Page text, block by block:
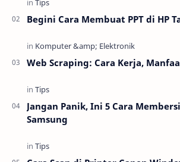
Begini Cara Membuat PPT di HP
Web Scraping: Cara Kerja,
Jangan Panik, Ini 5 Cara
Samsung